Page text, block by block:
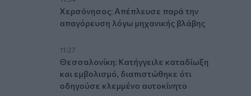
Χερσόνησος: Απέπλευσε παρά την
απαγόρευση λόγω μηχανικής βλάβης
11:27
Θεσσαλονίκη: Κατήγγειλε καταδίωξη
και εμβολισμό, διαπιστώθηκε ότι
οδηγούσε κλεμμένο αυτοκίνητο